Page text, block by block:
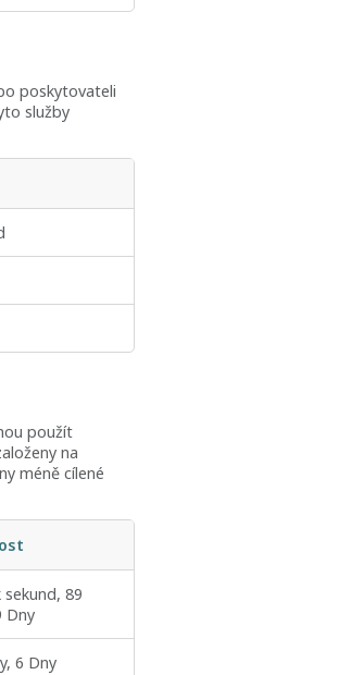
poskytovateli
služby
použít
na
méně cílené
sekund, 89
Dny
6 Dny